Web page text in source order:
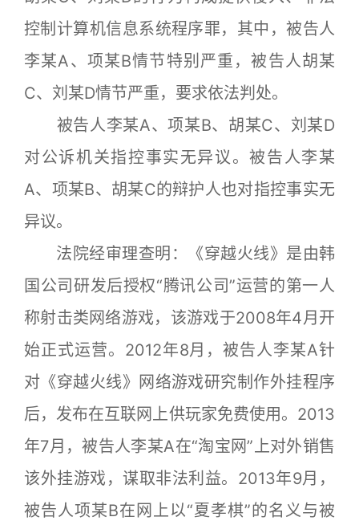
控制计算机信息系统程序罪，其中，被告人
李某A、项某B情节特别严重，被告人胡某
C、刘某D情节严重，要求依法判处。
被告人李某A、项某B、胡某C、刘某D
对公诉机关指控事实无异议。被告人李某
A、项某B、胡某C的辩护人也对指控事实无
异议。
法院经审理查明：《穿越火线》是由韩
国公司研发后授权“腾讯公司”运营的第一人
称射击类网络游戏，该游戏于2008年4月开
始正式运营。2012年8月，被告人李某A针
对《穿越火线》网络游戏研究制作外挂程序
后，发布在互联网上供玩家免费使用。2013
年7月，被告人李某A在“淘宝网”上对外销售
该外挂游戏，谋取非法利益。2013年9月，
被告人项某B在网上以“夏孝棋”的名义与被